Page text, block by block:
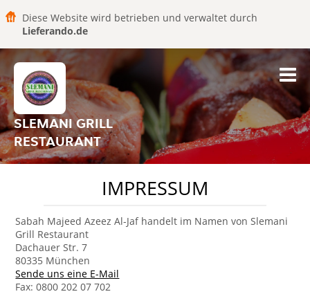
Diese Website wird betrieben und verwaltet durch
Lieferando.de
SLEMANI GRILL
RESTAURANT
IMPRESSUM
Sabah Majeed Azeez Al-Jaf handelt im Namen von Slemani
Grill Restaurant
Dachauer Str. 7
80335 München
Sende uns eine E-Mail
Fax: 0800 202 07 702